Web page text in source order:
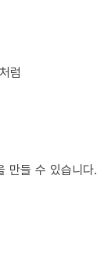
럼
만들 수 있습니다.